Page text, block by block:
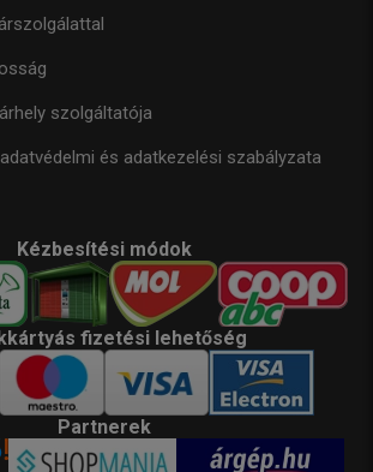
szolgáltatója
és adatkezelési szabályzata
Kézbesítési módok
fizetési lehetőség
Partnerek